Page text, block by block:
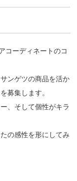
コーディネートのコ
ンゲツの商品を活か
募集します。
、そして個性がキラ
の感性を形にしてみ